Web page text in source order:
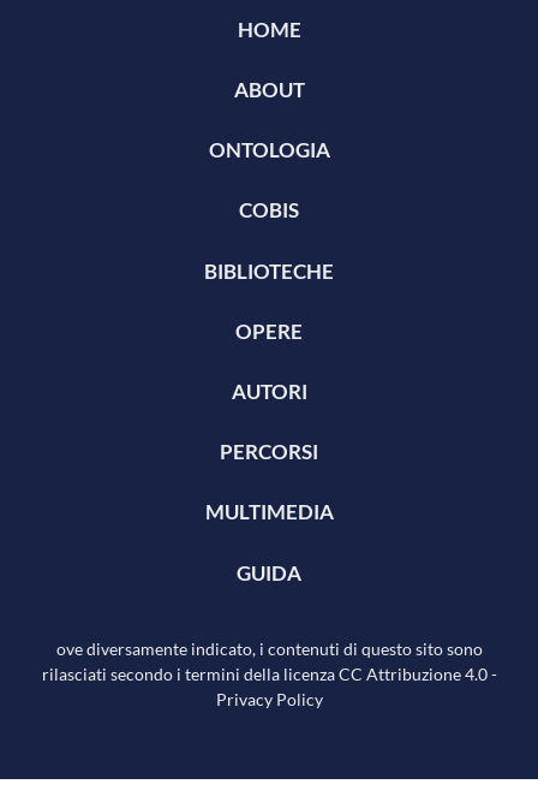
HOME
ABOUT
ONTOLOGIA
COBIS
BIBLIOTECHE
OPERE
AUTORI
PERCORSI
MULTIMEDIA
GUIDA
ove diversamente indicato, i contenuti di questo sito sono
rilasciati secondo i termini della licenza CC Attribuzione 4.0-
Privacy Policy